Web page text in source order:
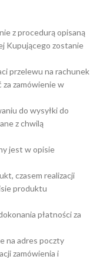
z procedurą opisaną
Kupującego zostanie
przelewu na rachunek
za zamówienie w
do wysyłki do
z chwilą
jest w opisie
czasem realizacji
produktu
płatności za
na adres poczty
zamówienia i